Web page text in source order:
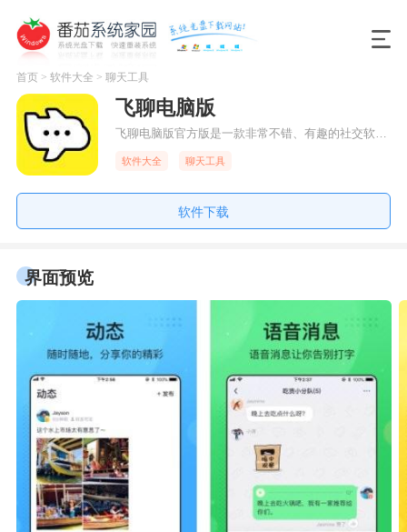
首页> 软件大全 > 聊天工具
飞聊电脑版
飞聊电脑版官方版是一款非常不错、有趣的社交软件。飞聊电脑版官方版旨在为用户提供更为便捷的移动联系方式，让用户之间的沟通更为轻松便捷!该软件来自今日头条出品，用户可以在这里和自己熟悉的小伙伴一起来聊聊天，在动态分享你的生活日常，与亲密好友互动，让我们的沟通变得更加愉快!
软件大全 聊天工具
软件下载
界面预览